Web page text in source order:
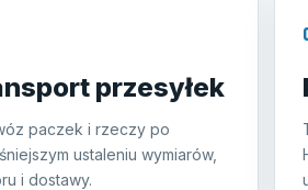
przesyłek
paczek i rzeczy po
ustaleniu wymiarów,
i dostawy.